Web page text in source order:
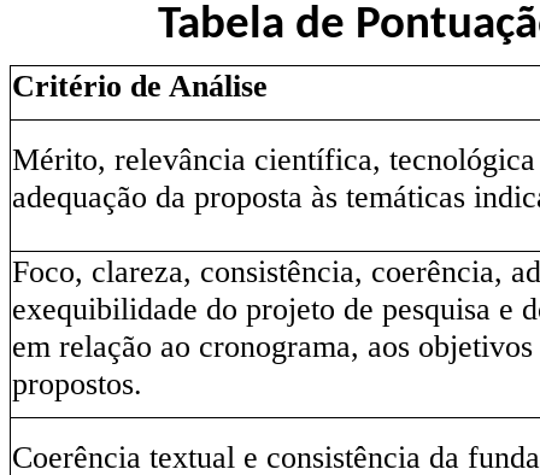
Tabela de
Critério de Análise
Mérito, relevância científica, tecnológica
adequação da proposta às temáticas
Foco, clareza, consistência, coerência,
exequibilidade do projeto de pesquisa e
em relação ao cronograma, aos
propostos.
Coerência textual e consistência da